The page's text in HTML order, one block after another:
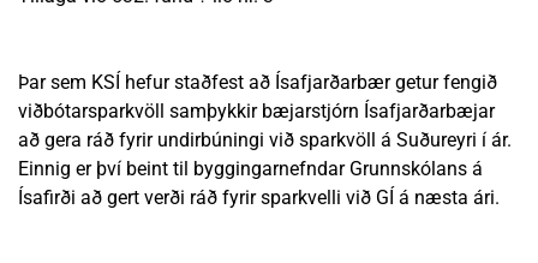
Þar sem KSÍ hefur staðfest að Ísafjarðarbær getur fengið
viðbótarsparkvöll samþykkir bæjarstjórn Ísafjarðarbæjar
að gera ráð fyrir undirbúningi við sparkvöll á Suðureyri í ár.
Einnig er því beint til byggingarnefndar Grunnskólans á
Ísafirði að gert verði ráð fyrir sparkvelli við GÍ á næsta ári.